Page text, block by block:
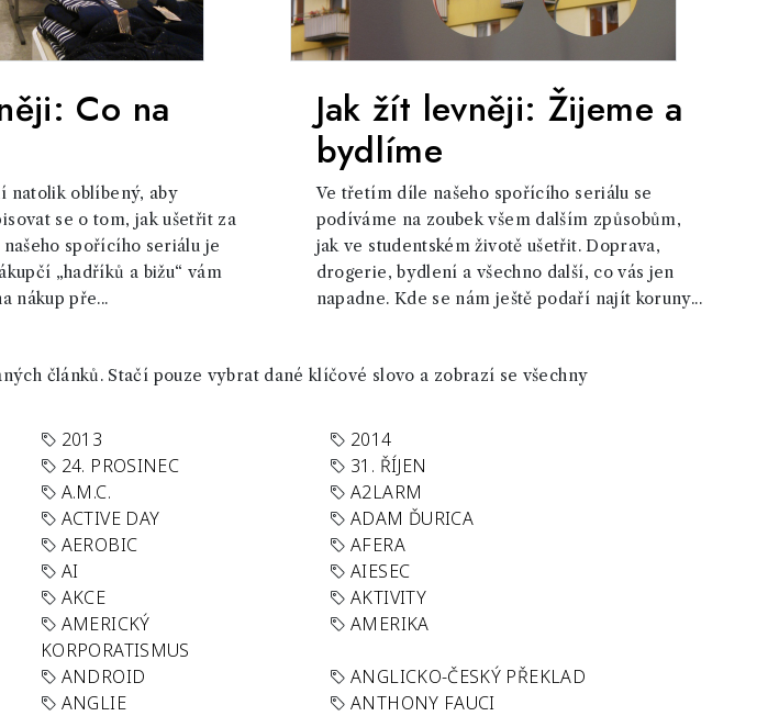
Co na
natolik oblíbený, aby
se o tom, jak ušetřit za
spořícího seriálu je
„hadříků a bižu“ vám
nákup pře...
Jak žít levněji: Žijeme a
bydlíme
Ve třetím díle našeho spořícího seriálu se
podíváme na zoubek všem dalším způsobům,
jak ve studentském životě ušetřit. Doprava,
drogerie, bydlení a všechno další, co vás jen
napadne. Kde se nám ještě podaří najít koruny...
článků. Stačí pouze vybrat dané klíčové slovo a zobrazí se všechny
2013
2014
24. PROSINEC
31. ŘÍJEN
A.M.C.
A2LARM
ACTIVE DAY
ADAM ĎURICA
AEROBIC
AFERA
AI
AIESEC
AKCE
AKTIVITY
AMERICKÝ
KORPORATISMUS
AMERIKA
ANDROID
ANGLICKO-ČESKÝ PŘEKLAD
ANGLIE
ANTHONY FAUCI